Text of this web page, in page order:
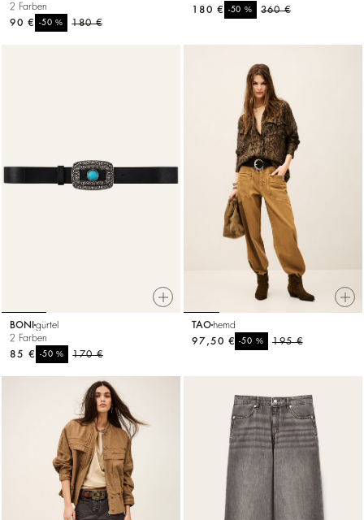
2 Farben
180 €
-50%
90 €
360 €
-50%
180 €
BONI gürtel
2 Farben
170 €
-50%
85 €
TAO hemd
195 €
-50%
97,50 €